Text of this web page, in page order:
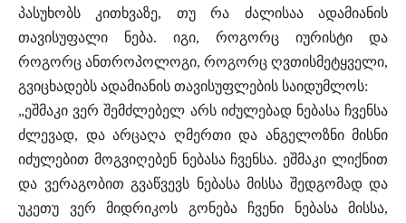
პასუხობს კითხვაზე, თუ რა ძალისაა ადამიანის
თავისუფალი ნება. იგი, როგორც იურისტი და
როგორც ანთროპოლოგი, როგორც ღვთისმეტყველი,
გვიცხადებს ადამიანის თავისუფლების საიდუმლოს:
„ეშმაკი ვერ შემძლებელ არს იძულებად ნებასა ჩვენსა
ძლევად, და არცაღა ღმერთი და ანგელოზნი მისნი
იძულებით მოგვიღებენ ნებასა ჩვენსა. ეშმაკი ლიქნით
და ვერაგობით გვაწვევს ნებასა მისსა შედგომად და
უკეთუ ვერ მიდრიკოს გონება ჩვენი ნებასა მისსა,